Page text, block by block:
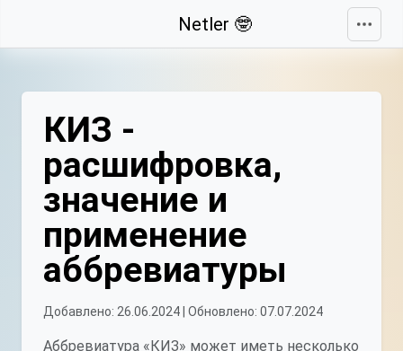
Netler 🤓
КИЗ -
расшифровка,
значение и
применение
аббревиатуры
Добавлено: 26.06.2024 | Обновлено: 07.07.2024
Аббревиатура «КИЗ» может иметь несколько